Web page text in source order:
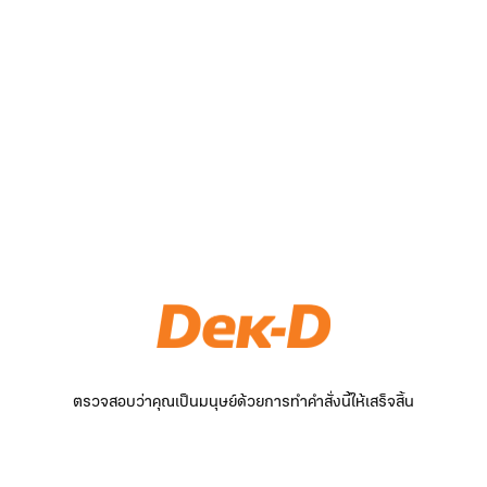
ตรวจสอบว่าคุณเป็นมนุษย์ด้วยการทำคำสั่งนี้ให้เสร็จสิ้น